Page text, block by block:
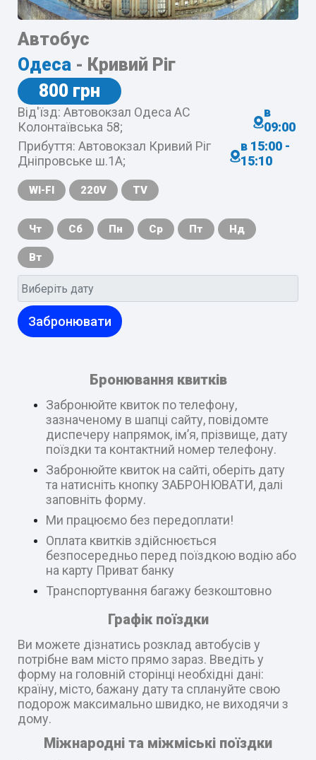
Автобус
Одеса - Кривий Ріг
800 грн
Від'їзд: Автовокзал Одеса АС
Колонтаївська 58;
в
09:00
Прибуття: Автовокзал Кривий Ріг
Дніпровське ш.1А;
в 15:00 -
15:10
WI-FI 220V TV
Чт Сб Пн Ср Пт Нд
Вт
Забронювати
Бронювання квитків
Забронюйте квиток по телефону,
зазначеному в шапці сайту, повідомте
диспечеру напрямок, ім’я, прізвище, дату
поїздки та контактний номер телефону.
Забронюйте квиток на сайті, оберіть дату
та натисніть кнопку ЗАБРОНЮВАТИ, далі
заповніть форму.
Ми працюємо без передоплати!
Оплата квитків здійснюється
безпосередньо перед поїздкою водію або
на карту Приват банку
Транспортування багажу безкоштовно
Графік поїздки
Ви можете дізнатись розклад автобусів у
потрібне вам місто прямо зараз. Введіть у
форму на головній сторінці необхідні дані:
країну, місто, бажану дату та сплануйте свою
подорож максимально швидко, не виходячи з
дому.
Міжнародні та міжміські поїздки